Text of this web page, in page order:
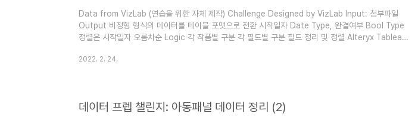
Data from VizLab (연습을 위한 자체 제작) Challenge Designed by VizLab Input: 첨부파일
Output 비정형 형식의 데이터를 테이블 포맷으로 전환 시작일자 Date Type, 완결여부 Bool Type
정렬은 시작일자 오름차순 Logic 각 작품별 구분 각 필드별 구분 필드 정리 및 정렬 Alteryx Tableau
2022. 2. 24.
데이터 프렙 챌린지: 아동패널 데이터 정리 (2)